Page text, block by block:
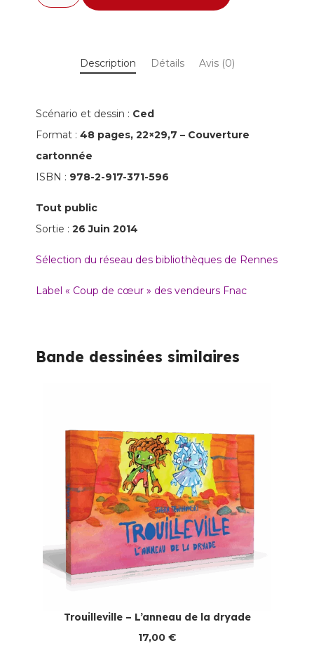
de
animalière
farfelue
Description Détails Avis (0)
Scénario et dessin : Ced
Format : 48 pages, 22×29,7 – Couverture
cartonnée
ISBN : 978-2-917-371-596
Tout public
Sortie : 26 Juin 2014
Sélection du réseau des bibliothèques de Rennes
Label « Coup de cœur » des vendeurs Fnac
Bande dessinées similaires
Trouilleville – L’anneau de la dryade
17,00 €